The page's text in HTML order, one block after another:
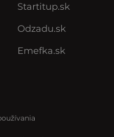
Startitup.sk
Odzadu.sk
Emefka.sk